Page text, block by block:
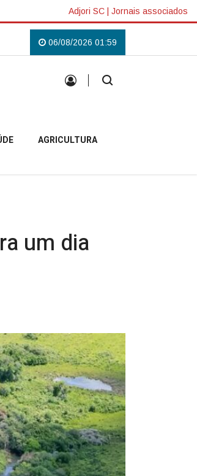
Adjori SC | Jornais associados
os freios e bate contra paredão de pedras na
06/08/2026 01:59
AGRICULTURA
um dia